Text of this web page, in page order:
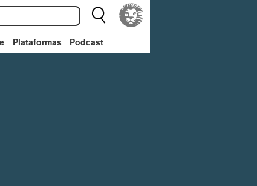
Plataformas Podcast